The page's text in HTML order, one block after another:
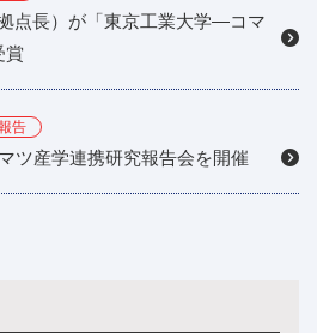
点長）が「東京工業大学―コマ
賞
告
ツ産学連携研究報告会を開催